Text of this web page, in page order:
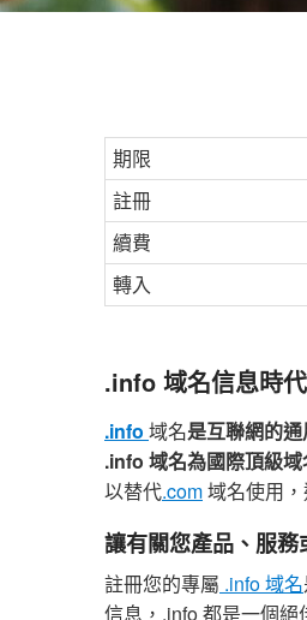
期限
註冊
續費
轉入
.info 域名信息時
.info 域名是互聯網的
.info 域名為國際頂級
以替代.com域名使用
讓有關您產品、服務
註冊您的專屬 .info 域名
信息，.info 都是一個絕